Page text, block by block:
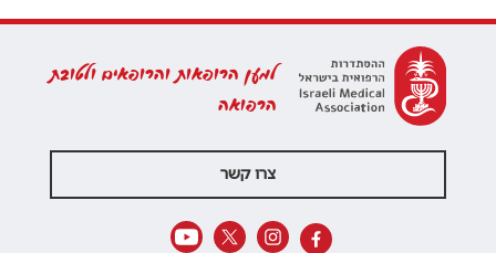
למען הרופאות והרופאים ולטובת
הרפואה
צרו קשר